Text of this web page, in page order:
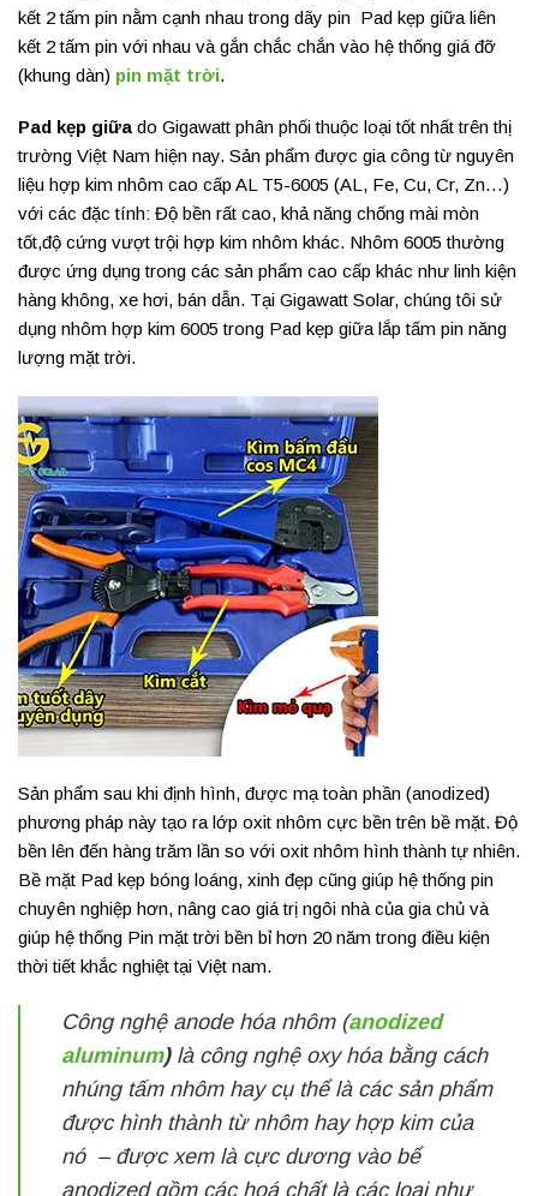
kết 2 tấm pin nằm cạnh nhau trong dãy pin Pad kẹp giữa liên
kết 2 tấm pin với nhau và gắn chắc chắn vào hệ thống giá đỡ
(khung dàn) pin mặt trời.
Pad kẹp giữa do Gigawatt phân phối thuộc loại tốt nhất trên thị
trường Việt Nam hiện nay. Sản phẩm được gia công từ nguyên
liệu hợp kim nhôm cao cấp AL T5-6005 (AL, Fe, Cu, Cr, Zn…)
với các đặc tính: Độ bền rất cao, khả năng chống mài mòn
tốt,độ cứng vượt trội hợp kim nhôm khác. Nhôm 6005 thường
được ứng dụng trong các sản phẩm cao cấp khác như linh kiện
hàng không, xe hơi, bán dẫn. Tại Gigawatt Solar, chúng tôi sử
dụng nhôm hợp kim 6005 trong Pad kẹp giữa lắp tấm pin năng
lượng mặt trời.
Sản phẩm sau khi định hình, được mạ toàn phần (anodized)
phương pháp này tạo ra lớp oxit nhôm cực bền trên bề mặt. Độ
bền lên đến hàng trăm lần so với oxit nhôm hình thành tự nhiên.
Bề mặt Pad kẹp bóng loáng, xinh đẹp cũng giúp hệ thống pin
chuyên nghiệp hơn, nâng cao giá trị ngôi nhà của gia chủ và
giúp hệ thống Pin mặt trời bền bỉ hơn 20 năm trong điều kiện
thời tiết khắc nghiệt tại Việt nam.
Công nghệ anode hóa nhôm (anodized
aluminum)là công nghệ oxy hóa bằng cách
nhúng tấm nhôm hay cụ thể là các sản phẩm
được hình thành từ nhôm hay hợp kim của
nó – được xem là cực dương vào bể
anodized gồm các hoá chất là các loại như